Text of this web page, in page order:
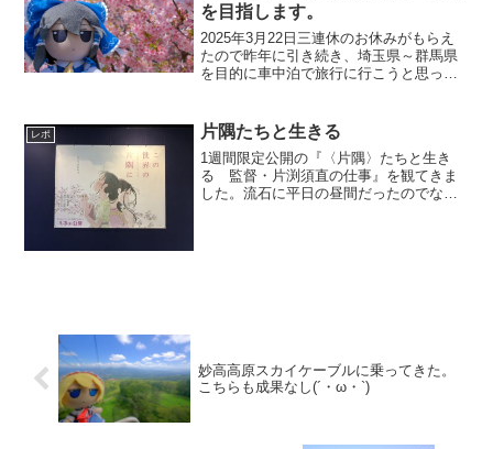
を目指します。
2025年3月22日三連休のお休みがもらえ
たので昨年に引き続き、埼玉県～群馬県
を目的に車中泊で旅行に行こうと思っ
ちら前日の仕事終わりが遅くなったので
出発が遅くなってしま...
レポ 片隅たちと生きる
1週間限定公開の『〈片隅〉たちと生き
る 監督・片渕須直の仕事』を観てきま
した。流石に平日の昼間だったのでなん
妙高高原スカイケーブルに乗ってきた。
こちらも成果なし(´・ω・`)